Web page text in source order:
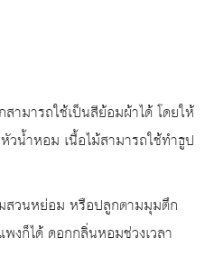
ามารถใช้เป็นสีย้อมผ้าได้ โดยให้
วน้ำหอม เนื้อไม้สามารถใช้ทำธูป
สวนหย่อม หรือปลูกตามมุมตึก
งก็ได้ ดอกกลิ่นหอมช่วงเวลา